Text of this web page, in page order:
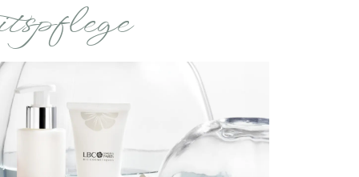
Unreinheiten
fettige Haut
normale Haut
reife Haut
Mischhaut
trockene Haut